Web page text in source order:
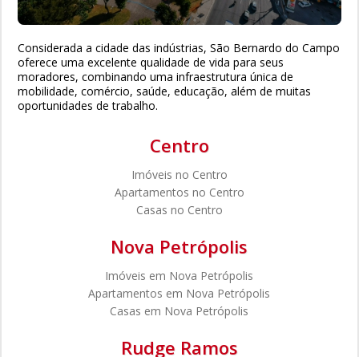
Considerada a cidade das indústrias, São Bernardo do Campo
oferece uma excelente qualidade de vida para seus
moradores, combinando uma infraestrutura única de
mobilidade, comércio, saúde, educação, além de muitas
oportunidades de trabalho.
Centro
Imóveis no Centro
Apartamentos no Centro
Casas no Centro
Nova Petrópolis
Imóveis em Nova Petrópolis
Apartamentos em Nova Petrópolis
Casas em Nova Petrópolis
Rudge Ramos